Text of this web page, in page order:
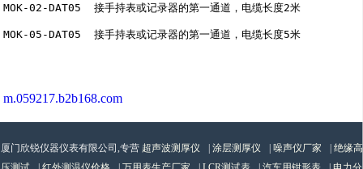
MOK-02-DAT05  接手持表或记录器的第一通道，电缆长度2米
MOK-05-DAT05  接手持表或记录器的第一通道，电缆长度5米
m.059217.b2b168.com
厦门欣锐仪器仪表有限公司,专营 超声波测厚仪 涂层测厚仪 噪声仪厂家
绝缘高